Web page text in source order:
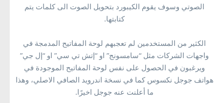
الصوتي وسوف يقوم الكيبورد بتحويل الصوت الى كلمات يتم
كتابتها.
الكثير من المستخدمين لم تعجبهم لوحة المفاتيح المدمجة في
واجهات الشركات مثل “سامسونج” او “إتش تي سي” او “إل جي”
ويرغبون في الحصول على نفس لوحة المفاتيح الموجودة في
هواتف جوجل نكسوس كما في نسخة اندرويد الصافي الاصلي، وهذا
ما أعلنت عنه جوجل اخيرًا.